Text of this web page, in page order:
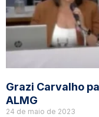
Grazi Carvalho
ALMG
24 de maio de 2023